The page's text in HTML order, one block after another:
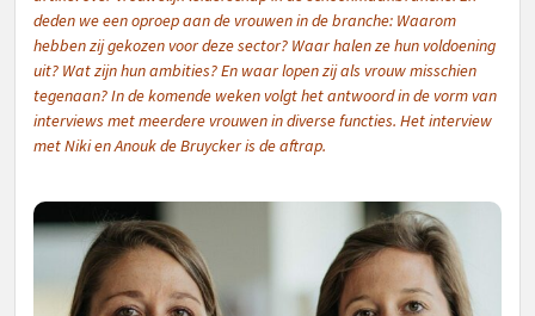
deden we een oproep aan de vrouwen in de branche: Waarom
hebben zij gekozen voor deze sector? Waar halen ze hun voldoening
uit? Wat zijn hun ambities? En waar lopen zij als vrouw misschien
tegenaan? In de komende weken volgt het antwoord in de vorm van
interviews met meerdere vrouwen in diverse functies. Het interview
met Niki en Anouk de Bruycker is de aftrap.